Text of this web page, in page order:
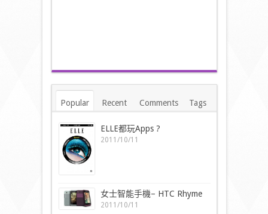
Popular Recent Comments Tags
ELLE都玩Apps ?
2011/10/11
女士智能手機– HTC Rhyme
2011/10/11